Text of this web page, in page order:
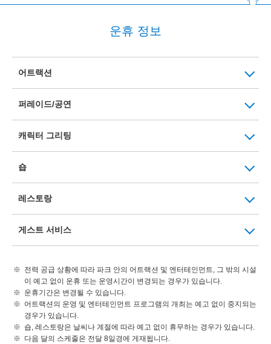
운휴 정보
어트랙션
퍼레이드/공연
캐릭터 그리팅
숍
레스토랑
게스트 서비스
전력 공급 상황에 따라 파크 안의 어트랙션 및 엔터테인먼트, 그 밖의 시설
이 예고 없이 운휴 또는 운영시간이 변경되는 경우가 있습니다.
운휴기간은 변경될 수 있습니다.
어트랙션의 운영 및 엔터테인먼트 프로그램의 개최는 예고 없이 중지되는
경우가 있습니다.
숍, 레스토랑은 날씨나 계절에 따라 예고 없이 휴무하는 경우가 있습니다.
다음 달의 스케줄은 전달 8일경에 게재됩니다.